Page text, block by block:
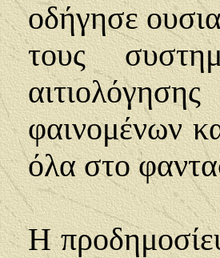
οδήγησε
τους
φαινομένων
όλα στο
Η